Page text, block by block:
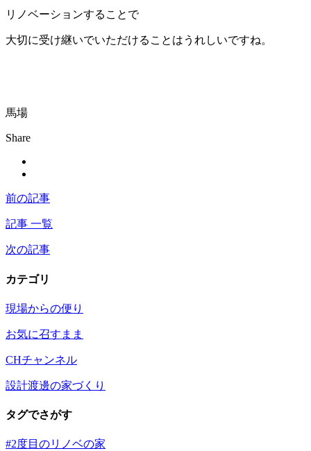
リノベーションすることで
大切に受け継いでいただけることはうれしいですね。
馬場
Share
前の記事
記事 一覧
次の記事
カテゴリ
現場からの便り
お気に召すまま
CHチャンネル
設計渡邊の家づくり
タグでさがす
#2度目のリノベの家